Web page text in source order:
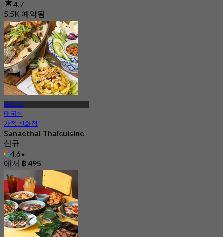
4.7
5.5K 예약됨
에서฿ 189
프라나콘
태국식
가족 친화적
Sanaethai Thaicuisine
신규
4.6
에서 ฿ 495